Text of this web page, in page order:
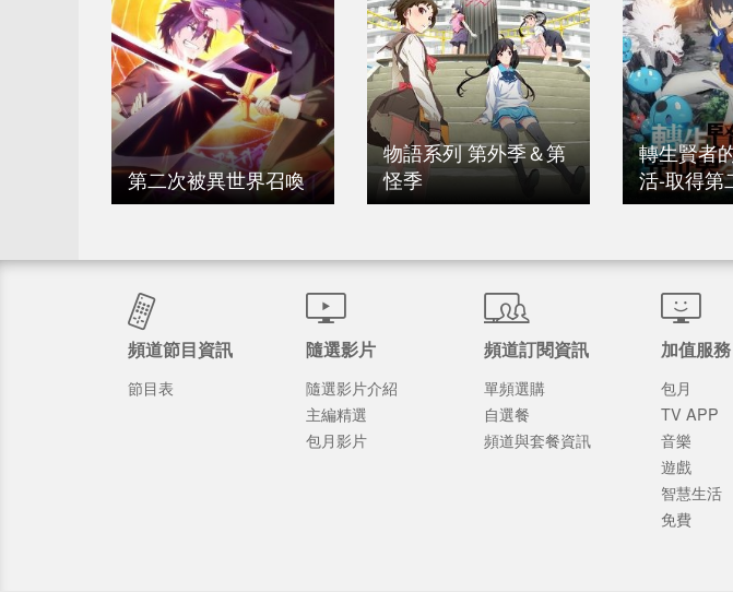
第二次被異世界召喚
物語系列 第外季＆第
怪季
轉生賢者
活-取得第
頻道節目資訊
節目表
隨選影片
隨選影片介紹
主編精選
包月影片
頻道訂閱資訊
單頻選購
自選餐
頻道與套餐資訊
加值服務
包月
TV APP
音樂
遊戲
智慧生活
免費